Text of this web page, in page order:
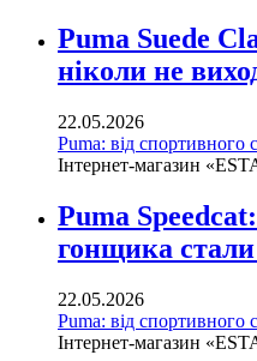
Puma Suede
ніколи не
22.05.2026
Puma: від спортивного
Інтернет-магазин
Puma
гонщика
22.05.2026
Puma: від спортивного
Інтернет-магазин